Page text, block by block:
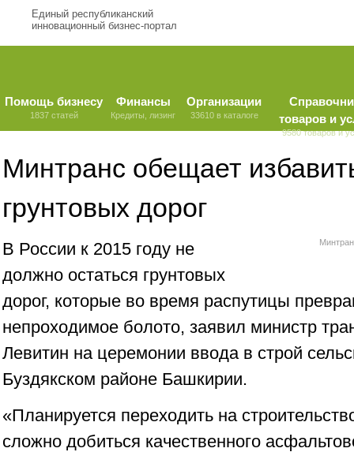
Единый республиканский
инновационный бизнес-портал
Помощь бизнесу
1837 статей
Финансы
Кредиты, лизинг
Организации
33610 в каталоге
товаров и
9580 товаров и
Минтранс обещает
грунтовых дорог
В России к 2015 году не
должно остаться грунтовых
дорог, которые во время распутицы
непроходимое болото, заявил министр
Левитин на церемонии ввода в строй
Буздякском районе Башкирии.
«Планируется переходить на
сложно добиться качественного